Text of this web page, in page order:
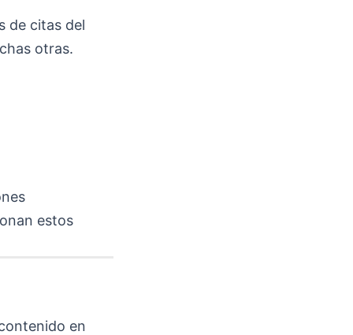
de citas del
otras.
estos
en